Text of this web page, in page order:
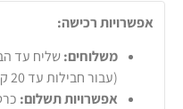
אפשרויות רכישה:
משלוחים:
(עבור חבילות עד 20 ק"ג).
אפשרויות תשלום: